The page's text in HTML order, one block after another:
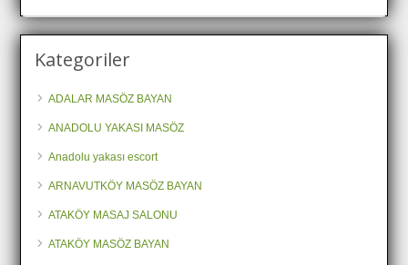
Kategoriler
ADALAR MASÖZ BAYAN
ANADOLU YAKASI MASÖZ
Anadolu yakası escort
ARNAVUTKÖY MASÖZ BAYAN
ATAKÖY MASAJ SALONU
ATAKÖY MASÖZ BAYAN